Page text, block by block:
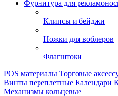
Фурнитура для
Клипсы и бeйджи
Ножки для воблеров
Флагштоки
POS материалы Торговые
Винты переплетные Календари
Механизмы кольцевые